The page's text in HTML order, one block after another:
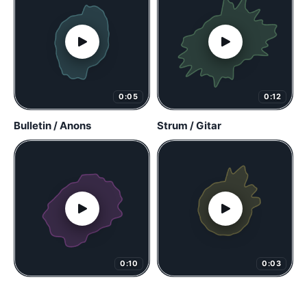
0:05
Bulletin / Anons
0:12
Strum / Gitar
0:10 0:03